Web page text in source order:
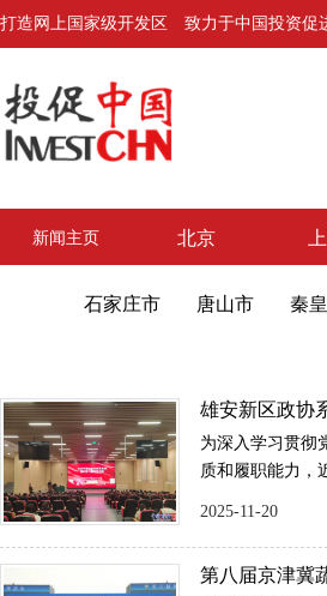
打造网上国家级开发区 致力于中国投资促
新闻主页 北京
石家庄市 唐山市 秦
雄安新区政协
为深入学习贯彻
质和履职能力，
2025-11-20
第八届京津冀